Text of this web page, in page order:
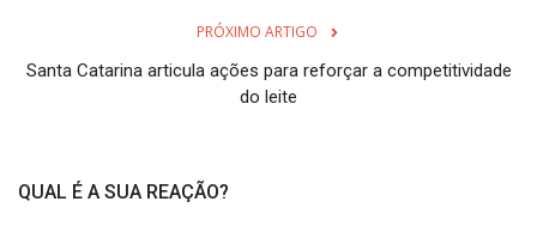
PRÓXIMO ARTIGO
Santa Catarina articula ações para reforçar a competitividade
do leite
QUAL É A SUA REAÇÃO?